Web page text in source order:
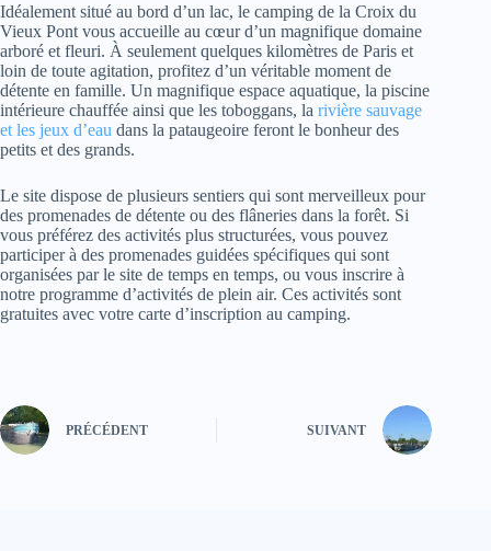
Idéalement situé au bord d’un lac, le camping de la Croix du
Vieux Pont vous accueille au cœur d’un magnifique domaine
arboré et fleuri. À seulement quelques kilomètres de Paris et
loin de toute agitation, profitez d’un véritable moment de
détente en famille. Un magnifique espace aquatique, la piscine
intérieure chauffée ainsi que les toboggans, la rivière sauvage
et les jeux d’eau dans la pataugeoire feront le bonheur des
petits et des grands.
Le site dispose de plusieurs sentiers qui sont merveilleux pour
des promenades de détente ou des flâneries dans la forêt. Si
vous préférez des activités plus structurées, vous pouvez
participer à des promenades guidées spécifiques qui sont
organisées par le site de temps en temps, ou vous inscrire à
notre programme d’activités de plein air. Ces activités sont
gratuites avec votre carte d’inscription au camping.
PRÉCÉDENT SUIVANT